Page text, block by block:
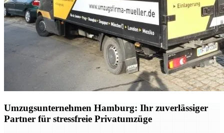
Umzugsunternehmen Hamburg: Ihr zuverlässiger
Partner für stressfreie Privatumzüge